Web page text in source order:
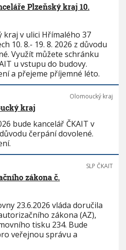
Plzeňský kraj 10.
kraj v ulici Hřímalého 37
10. 8.- 19. 8. 2026 z důvodu
Využít můžete schránku
u vstupu do budovy.
a přejeme příjemné léto.
Olomoucký kraj
kraj
bude kancelář ČKAIT v
čerpání dovolené.
SLP ČKAIT
zákona č.
23.6.2026 vláda doručila
zákona (AZ),
tisku 234. Bude
veřejnou správu a